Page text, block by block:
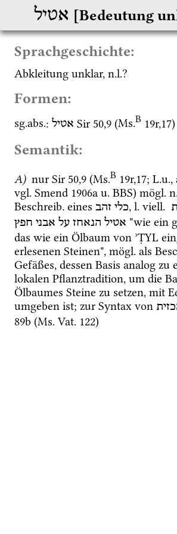
אטיל [Bedeutung
Sprachgeschichte:
Abkleitung unklar, n.l.?
Formen:
sg.abs.: אטיל Sir 50,9 (Ms.B 19r,17)
Semantik:
A) nur Sir 50,9 (Ms.B 19r,17; L.u.,
vgl. Smend 1906a u. BBS) mögl.
Beschreib. eines כלי זהב, l. viell.
אטיל הנאחז על אבני חפץ
"wie ein
das wie ein Ölbaum von ʾṬYL
erlesenen Steinen", mögl. als
Gefäßes, dessen Basis analog zu
lokalen Pflanztradition, um die
Ölbaumes Steine zu setzen, mit
umgeben ist; zur Syntax von
89b (Ms. Vat. 122)